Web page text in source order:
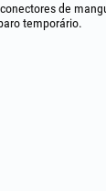
de
temporário.